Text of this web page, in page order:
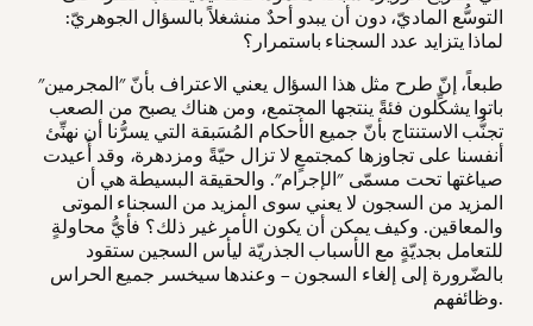
التوسُّع الماديّ، دون أن يبدو أحدٌ منشغلاً بالسؤال الجوهريّ:
لماذا يتزايد عدد السجناء باستمرار؟
طبعاً، إنّ طرح مثل هذا السؤال يعني الاعتراف بأنّ "المجرمين"
باتوا يشكِّلون فئةً ينتجها المجتمع، ومن هناك يصبح من الصعب
تجنُّب الاستنتاج بأنّ جميع الأحكام المُسَبقة التي يسرُّنا أن نهنِّئ
أنفسنا على تجاوزها كمجتمعٍ لا تزال حيّةً ومزدهرة، وقد أُعيدت
صياغتها تحت مسمّى "الإجرام". والحقيقة البسيطة هي أن
المزيد من السجون لا يعني سوى المزيد من السجناء الموتى
والمعاقين. وكيف يمكن أن يكون الأمر غير ذلك؟ فأيُّ محاولةٍ
للتعامل بجديّةٍ مع الأسباب الجذريّة ليأس السجين ستقود
بالضّرورة إلى إلغاء السجون – وعندها سيخسر جميع الحراس
وظائفهم.